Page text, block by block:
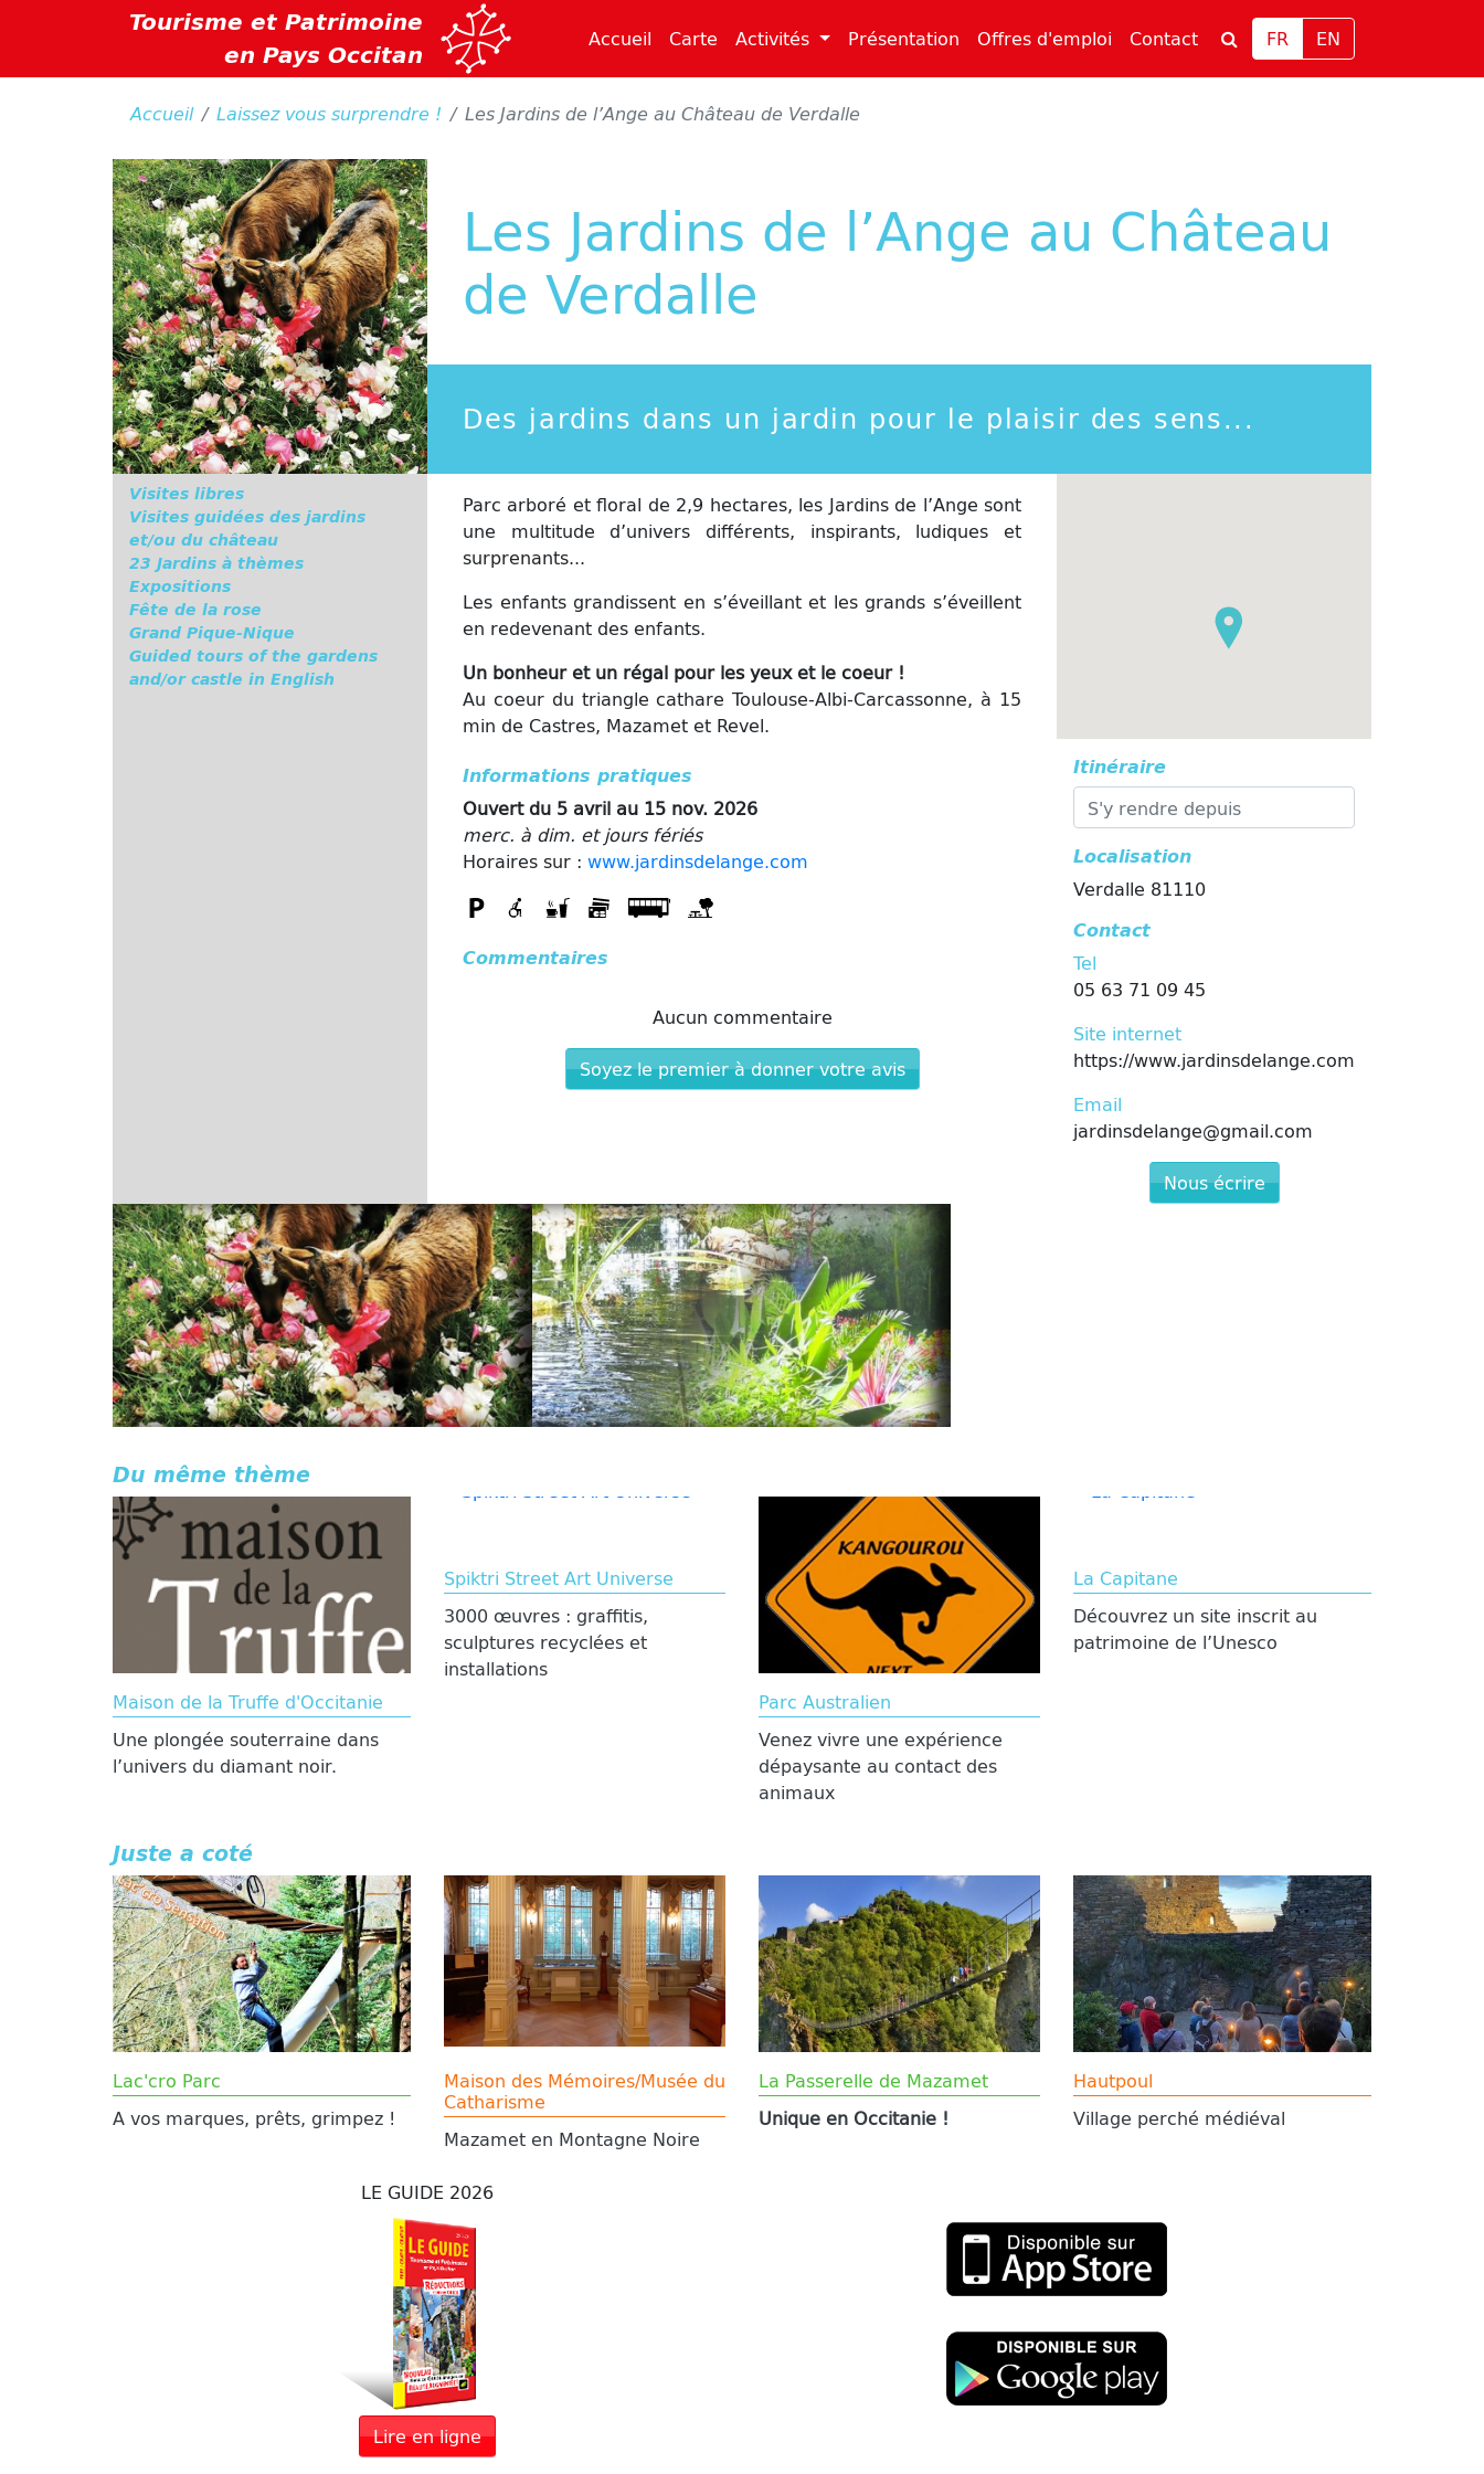
Tourisme et Patrimoine
en Pays Occitan
Accueil (current)
Carte (current)
Activités Présentation (current)
Offres d'emploi Contact(current)FR EN
Accueil Laissez vous surprendre ! Les Jardins de l’Ange au Château de Verdalle
Les Jardins de l’Ange au Château
de Verdalle
Des jardins dans un jardin pour le plaisir des sens...
Visites libres
Visites guidées des jardins
et/ou du château
23 Jardins à thèmes
Expositions
Fête de la rose
Grand Pique-Nique
Guided tours of the gardens
and/or castle in English
Parc arboré et floral de 2,9 hectares, les Jardins de l’Ange sont
une multitude d’univers différents, inspirants, ludiques et
surprenants...
Les enfants grandissent en s’éveillant et les grands s’éveillent
en redevenant des enfants.
Un bonheur et un régal pour les yeux et le coeur !
Au coeur du triangle cathare Toulouse-Albi-Carcassonne, à 15
min de Castres, Mazamet et Revel.
Informations pratiques
Ouvert du 5 avril au 15 nov. 2026
merc. à dim. et jours fériés
Horaires sur : www.jardinsdelange.com
Commentaires
Aucun commentaire
Soyez le premier à donner votre avis
Itinéraire
Localisation
Verdalle 81110
Contact
Tel
05 63 71 09 45
Site internet
https://www.jardinsdelange.com
Email
jardinsdelange@gmail.com
Nous écrire
Du même thème
Maison de la Truffe d'Occitanie
Une plongée souterraine dans
l’univers du diamant noir.
Spiktri Street Art Universe
3000 œuvres : graffitis,
sculptures recyclées et
installations
Parc Australien
Venez vivre une expérience
dépaysante au contact des
animaux
La Capitane
Découvrez un site inscrit au
patrimoine de l’Unesco
Juste a coté
Lac'cro Parc
A vos marques, prêts, grimpez !
Maison des Mémoires/Musée du
Catharisme
Mazamet en Montagne Noire
La Passerelle de Mazamet
Unique en Occitanie !
Hautpoul
Village perché médiéval
LE GUIDE 2026
Lire en ligne